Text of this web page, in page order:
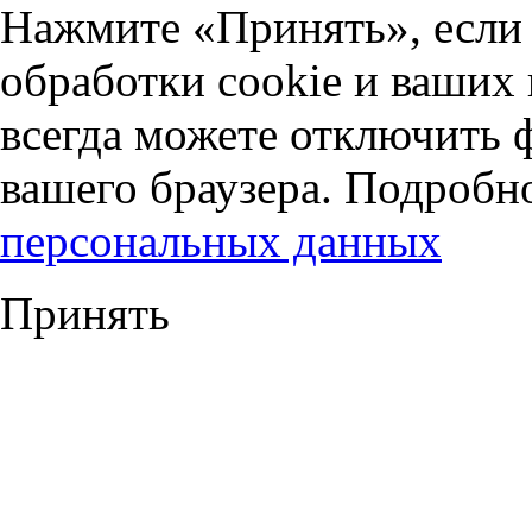
Нажмите «Принять», если
обработки cookie и
всегда можете отключить
вашего браузера.
персональных данных
Принять